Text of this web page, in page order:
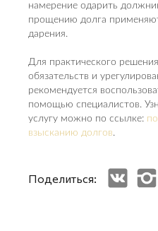
намерение одарить
прощению долга
дарения.
Для практического
обязательств и
рекомендуется
помощью специалистов.
услугу можно по ссылке:
взысканию долгов.
Поделиться: